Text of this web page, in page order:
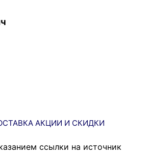
АКЦИИ И СКИДКИ
ссылки на источник